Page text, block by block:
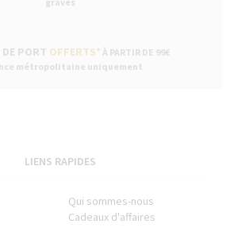
PORT OFFERTS* À PARTIR DE 99€
métropolitaine uniquement
LIENS RAPIDES
Qui sommes-nous
Cadeaux d'affaires